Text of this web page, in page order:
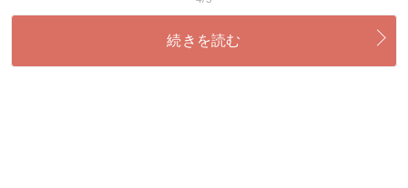
続きを読む